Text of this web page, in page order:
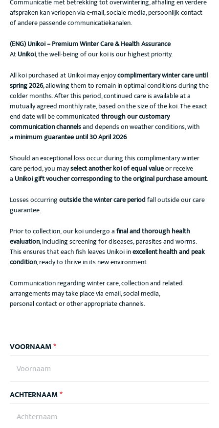
afspraken kan verlopen via e-mail, sociale media, persoonlijk contact
of andere passende communicatiekanalen.
(ENG) Unikoi – Premium Winter Care & Health Assurance
AtUnikoi, the well-being of our koi is our highest priority.
All koi purchased at Unikoi may enjoycomplimentary winter care until
spring 2026, allowing them to remain in optimal conditions during the
colder months. After this period, continued care is available at a
mutually agreed monthly rate, based on the size of the koi. The exact
end date will be communicatedthrough our customary
communication channelsand depends on weather conditions, with
a minimum guarantee until 30 April 2026.
Should an exceptional loss occur during this complimentary winter
care period, you mayselect another koi of equal valueor receive
a Unikoi gift voucher corresponding to the original purchase amount.
Losses occurringoutside the winter care periodfall outside our care
guarantee.
Prior to collection, our koi undergo afinal and thorough health
evaluation, including screening for diseases, parasites and worms.
This ensures that each fish leaves Unikoi inexcellent health and peak
condition, ready to thrive in its new environment.
Communication regarding winter care, collection and related
arrangements may take place via email, social media,
personal contact or other appropriate channels.
VOORNAAM*
ACHTERNAAM*